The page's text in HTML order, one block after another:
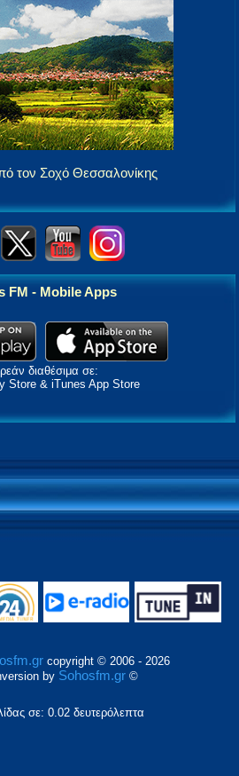
τον Σοχό Θεσσαλονίκης
FM - Mobile Apps
διαθέσιμα σε:
Store & iTunes App Store
copyright © 2006 - 2026
by Sohosfm.gr©
σε: 0.02 δευτερόλεπτα